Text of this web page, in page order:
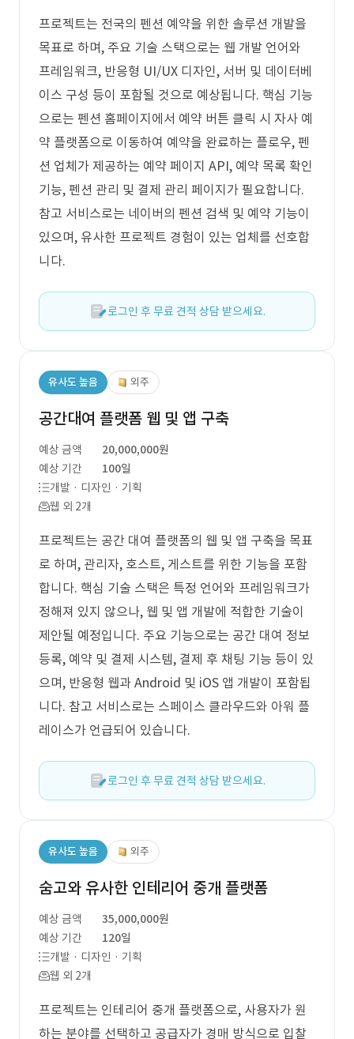
프로젝트는 전국의 펜션 예약을 위한 솔루션 개발을
목표로 하며, 주요 기술 스택으로는 웹 개발 언어와
프레임워크, 반응형 UI/UX 디자인, 서버 및 데이터베
이스 구성 등이 포함될 것으로 예상됩니다. 핵심 기능
으로는 펜션 홈페이지에서 예약 버튼 클릭 시 자사 예
약 플랫폼으로 이동하여 예약을 완료하는 플로우, 펜
션 업체가 제공하는 예약 페이지 API, 예약 목록 확인
기능, 펜션 관리 및 결제 관리 페이지가 필요합니다.
참고 서비스로는 네이버의 펜션 검색 및 예약 기능이
있으며, 유사한 프로젝트 경험이 있는 업체를 선호합
니다.
로그인 후 무료 견적 상담 받으세요.
유사도 높음 외주
공간대여 플랫폼 웹 및 앱 구축
예상 금액
20,000,000원
예상 기간
100일
개발 · 디자인 · 기획
웹 외 2개
프로젝트는 공간 대여 플랫폼의 웹 및 앱 구축을 목표
로 하며, 관리자, 호스트, 게스트를 위한 기능을 포함
합니다. 핵심 기술 스택은 특정 언어와 프레임워크가
정해져 있지 않으나, 웹 및 앱 개발에 적합한 기술이
제안될 예정입니다. 주요 기능으로는 공간 대여 정보
등록, 예약 및 결제 시스템, 결제 후 채팅 기능 등이 있
으며, 반응형 웹과 Android 및 iOS 앱 개발이 포함됩
니다. 참고 서비스로는 스페이스 클라우드와 아워 플
레이스가 언급되어 있습니다.
로그인 후 무료 견적 상담 받으세요.
유사도 높음 외주
숨고와 유사한 인테리어 중개 플랫폼
예상 금액
35,000,000원
예상 기간
120일
개발 · 디자인 · 기획
웹 외 2개
프로젝트는 인테리어 중개 플랫폼으로, 사용자가 원
하는 분야를 선택하고 공급자가 경매 방식으로 입찰